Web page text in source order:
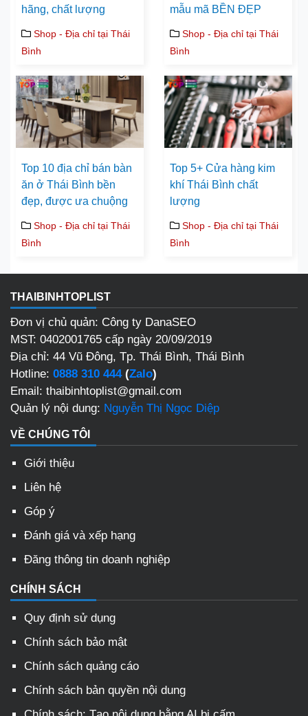
hãng, chất lượng
Shop - Địa chỉ tại Thái
Bình
mẫu mã BỀN ĐẸP
Shop - Địa chỉ tại Thái
Bình
Top 10 địa chỉ bán bàn
ăn ở Thái Bình bền
đẹp, được ưa chuộng
Shop - Địa chỉ tại Thái
Bình
Top 5+ Cửa hàng kim
khí Thái Bình chất
lượng
Shop - Địa chỉ tại Thái
Bình
THAIBINHTOPLIST
Đơn vị chủ quản: Công ty DanaSEO
MST: 0402001765 cấp ngày 20/09/2019
Địa chỉ: 44 Vũ Đông, Tp. Thái Bình, Thái Bình
Hotline: 0888 310 444(Zalo)
Email: thaibinhtoplist@gmail.com
Quản lý nội dung: Nguyễn Thị Ngọc Diệp
VỀ CHÚNG TÔI
Giới thiệu
Liên hệ
Góp ý
Đánh giá và xếp hạng
Đăng thông tin doanh nghiệp
CHÍNH SÁCH
Quy định sử dụng
Chính sách bảo mật
Chính sách quảng cáo
Chính sách bản quyền nội dung